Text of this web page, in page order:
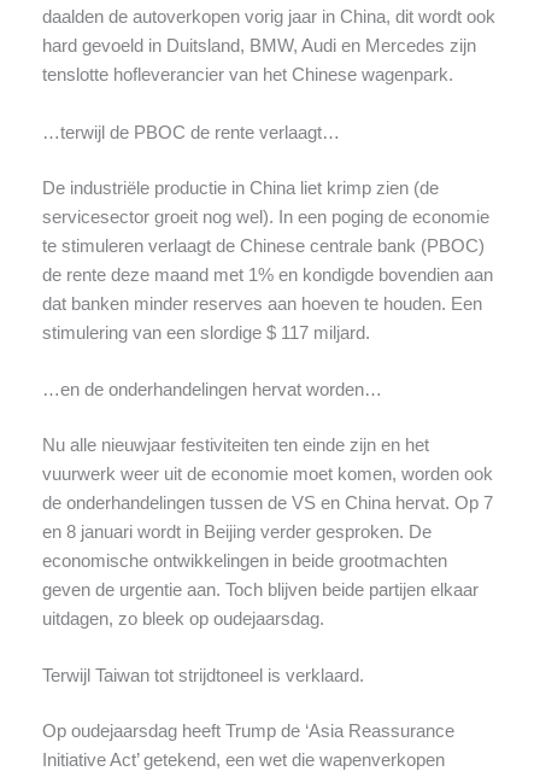
daalden de autoverkopen vorig jaar in China, dit wordt ook
hard gevoeld in Duitsland, BMW, Audi en Mercedes zijn
tenslotte hofleverancier van het Chinese wagenpark.
…terwijl de PBOC de rente verlaagt…
De industriële productie in China liet krimp zien (de
servicesector groeit nog wel). In een poging de economie
te stimuleren verlaagt de Chinese centrale bank (PBOC)
de rente deze maand met 1% en kondigde bovendien aan
dat banken minder reserves aan hoeven te houden. Een
stimulering van een slordige $ 117 miljard.
…en de onderhandelingen hervat worden…
Nu alle nieuwjaar festiviteiten ten einde zijn en het
vuurwerk weer uit de economie moet komen, worden ook
de onderhandelingen tussen de VS en China hervat. Op 7
en 8 januari wordt in Beijing verder gesproken. De
economische ontwikkelingen in beide grootmachten
geven de urgentie aan. Toch blijven beide partijen elkaar
uitdagen, zo bleek op oudejaarsdag.
Terwijl Taiwan tot strijdtoneel is verklaard.
Op oudejaarsdag heeft Trump de ‘Asia Reassurance
Initiative Act’ getekend, een wet die wapenverkopen